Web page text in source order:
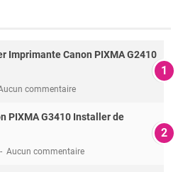
Imprimante Canon PIXMA G2410
commentaire
PIXMA G3410 Installer de
Aucun commentaire